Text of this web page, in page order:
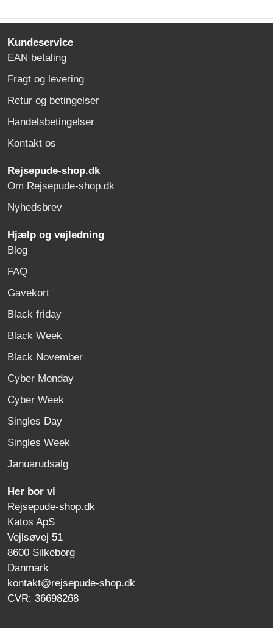
Kundeservice
EAN betaling
Fragt og levering
Retur og betingelser
Handelsbetingelser
Kontakt os
Rejsepude-shop.dk
Om Rejsepude-shop.dk
Nyhedsbrev
Hjælp og vejledning
Blog
FAQ
Gavekort
Black friday
Black Week
Black November
Cyber Monday
Cyber Week
Singles Day
Singles Week
Januarudsalg
Her bor vi
Rejsepude-shop.dk
Katos ApS
Vejlsøvej 51
8600 Silkeborg
Danmark
kontakt@rejsepude-shop.dk
CVR: 36698268